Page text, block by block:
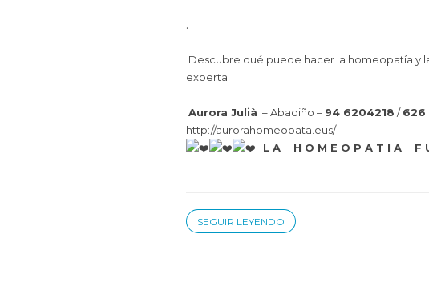
.
Descubre qué puede hacer la homeopatía y
experta:
Aurora Julià – Abadiño – 94 6204218 /626
http://aurorahomeopata.eus/
L A H O M E O P A T I A F
SEGUIR LEYENDO